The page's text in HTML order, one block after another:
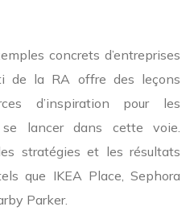
concrets d’entreprises
de la RA offre des leçons
d’inspiration pour les
se lancer dans cette voie.
stratégies et les résultats
que IKEA Place, Sephora
Parker.